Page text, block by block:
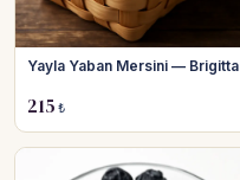
Yayla Yaban Mersini — Brigitta
215 ₺